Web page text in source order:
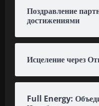
Поздравление
достижениями
Исцеление через
Full Energy: